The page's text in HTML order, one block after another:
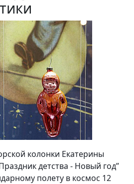
колонки Екатерины
детства - Новый год”
полету в космос 12